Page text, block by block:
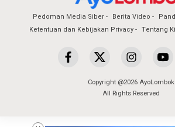
Pedoman Media Siber Berita Video
Ketentuan dan Kebijakan Privacy
Tentang
Copyright @2026 AyoLombok
All Rights Reserved